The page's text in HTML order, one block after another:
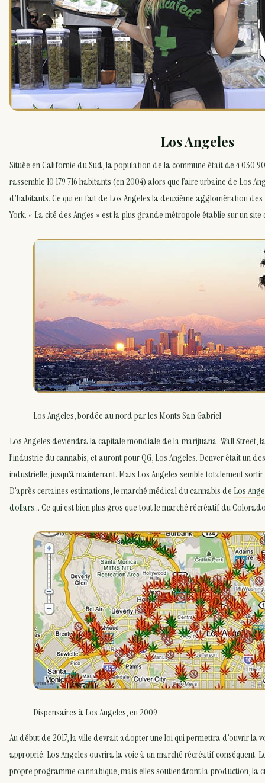
Los Angeles
Située en Californie du Sud, la population de la commune était de 4 030
rassemble 10 179 716 habitants (en 2004) alors que l’aire urbaine de Los
d’habitants. Ce qui en fait de Los Angeles la deuxième agglomération
York. « La cité des Anges » est la plus grande métropole établie sur un
Los Angeles, bordée au nord par les Monts San Gabriel
Los Angeles deviendra la capitale mondiale de la marijuana. Wall Street,
l’industrie du cannabis; et auront pour QG, Los Angeles. Denver était un
industrielle, jusqu’à maintenant. Mais Los Angeles semble totalement
D’après certaines estimations, le marché médical du cannabis de Los
dollars…Ce qui est bien plus gros que tout le marché récréatif du
Dispensaires à Los Angeles, en 2009
Au début de 2017, la ville devrait adopter une loi qui permettra d’ouvrir la
approprié. Los Angeles ouvrira la voie à un marché récréatif conséquent.
propre programme cannabique, mais elles soutiendront la production, la